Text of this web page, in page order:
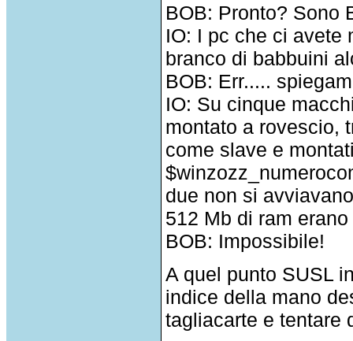
BOB: Pronto? Sono
IO: I pc che ci avete
branco di babbuini
BOB: Err.....
IO: Su cinque
montato a rovescio,
come slave e
due non si
512 Mb di ram
BOB: Impossibile!
A quel punto SUSL
indice della mano
tagliacarte e tentare